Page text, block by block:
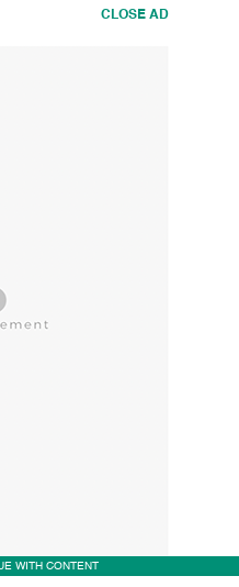
CLOSE AD
WITH CONTENT